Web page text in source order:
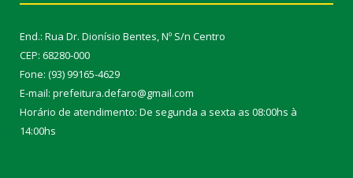
End.: Rua Dr. Dionísio Bentes, Nº S/n Centro
CEP: 68280-000
Fone: (93) 99165-4629
E-mail: prefeitura.defaro@gmail.com
Horário de atendimento: De segunda a sexta as 08:00hs à
14:00hs